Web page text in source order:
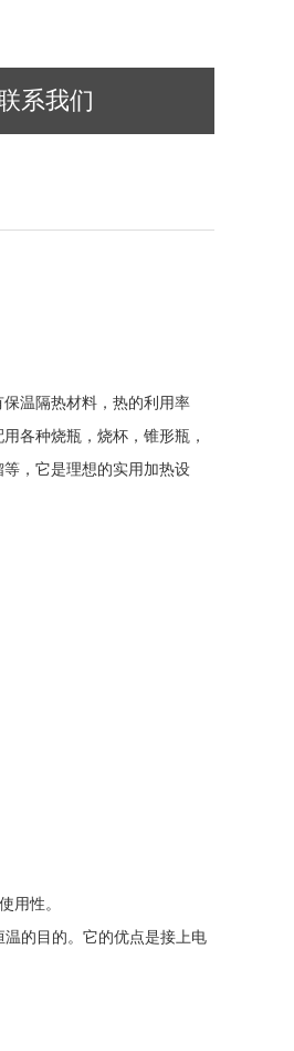
系我们
温隔热材料，热的利用率
各种烧瓶，烧杯，锥形瓶，
，它是理想的实用加热设
用性。
的目的。它的优点是接上电